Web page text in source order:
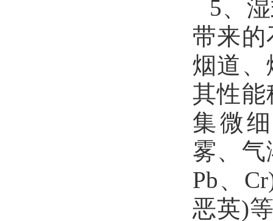
5、
带来的
烟道、
其性能
集微
雾、气
Pb、
恶英)